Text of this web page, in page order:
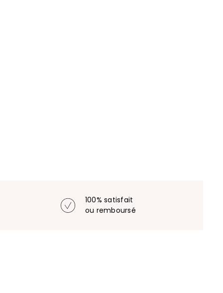
100% satisfait
ou remboursé